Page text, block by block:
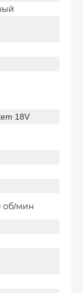
18V
об/мин